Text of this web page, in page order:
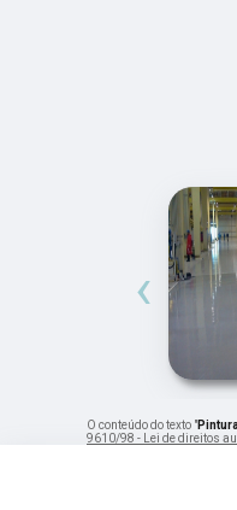
‹
O conteúdo do texto "
9610/98 - Lei de direitos